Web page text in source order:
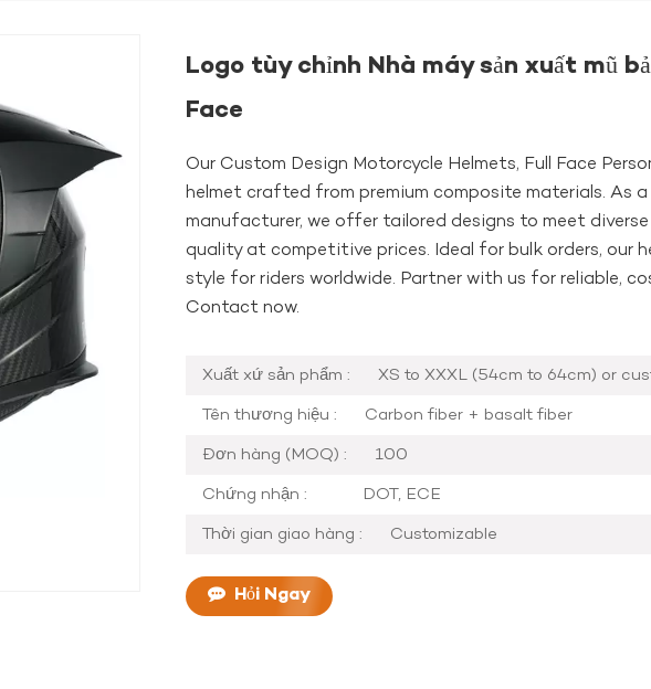
Logo tùy chỉnh Nhà máy sản xuất mũ
Face
Our Custom Design Motorcycle Helmets, Full Face
helmet crafted from premium composite materials. As
manufacturer, we offer tailored designs to meet
quality at competitive prices. Ideal for bulk orders, our
style for riders worldwide. Partner with us for reliable,
Contact now.
Xuất xứ sản phẩm :
XS to XXXL (54cm to 64cm) or
Tên thương hiệu :
Carbon fiber + basalt fiber
Đơn hàng (MOQ) :
100
Chứng nhận :
DOT, ECE
Thời gian giao hàng :
Customizable
Hỏi Ngay